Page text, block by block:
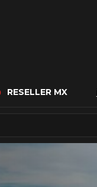
RESELLER MX